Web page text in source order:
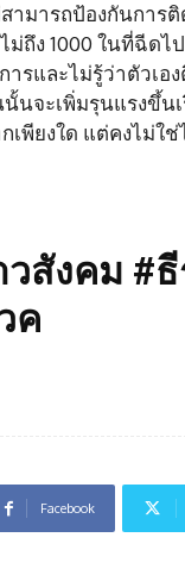
ามารถป้องกันการ
ม่ถึง 1000 ในที่ฉีด
รและไม่รู้ว่าตัวเ
จะเพิ่มรุนแรงขึ้น
พียงใด แต่คงไม่ใ
วสังคม #
ค
Facebook